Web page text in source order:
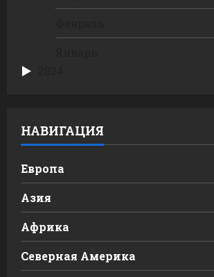
НАВИГАЦИЯ
Европа
Азия
Африка
Северная Америка